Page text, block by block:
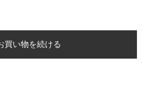
買い物を続ける